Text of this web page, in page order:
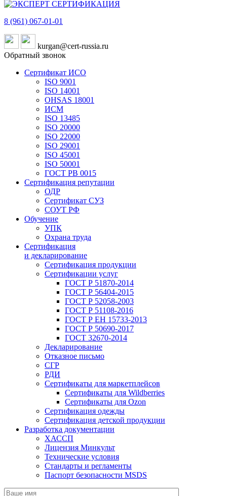
8 (961) 067-01-01
kurgan@cert-russia.ru
Обратный звонок
Сертификат ИСО
ISO 9001
ISO 14001
OHSAS 18001
ИСМ
ISO 13485
ISO 20000
ISO 22000
ISO 29001
ISO 45001
ISO 50001
ГОСТ РВ 0015
Сертификация репутации
ОДР
Сертификат СУЗ
СОУТ РФ
Обучение
УПК
Охрана труда
Сертификация
и декларирование
Сертификация продукции
Сертификации услуг
ГОСТ Р 51870-2014
ГОСТ Р 56404-2015
ГОСТ Р 52058-2003
ГОСТ Р 51108-2016
ГОСТ Р ЕН 15733-2013
ГОСТ Р 50690-2017
ГОСТ 32670-2014
Декларирование
Отказное письмо
СГР
РДИ
Сертификаты для маркетплейсов
Сертификаты для Wildberries
Сертификаты для Ozon
Сертификация одежды
Сертификация детской продукции
Разработка документации
ХАССП
Лицензия Минкульт
Технические условия
Стандарты и регламенты
Паспорт безопасности MSDS